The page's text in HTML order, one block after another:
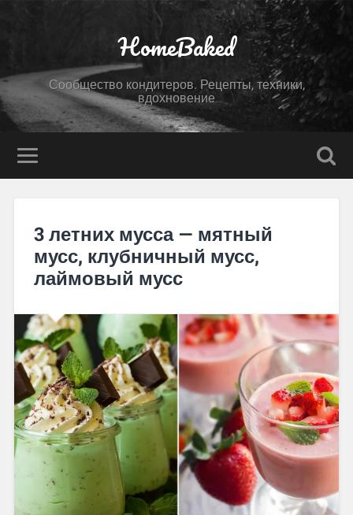
HomeBaked
Сообщество кондитеров. Рецепты, техники,
вдохновение
3 летних мусса — мятный
мусс, клубничный мусс,
лаймовый мусс